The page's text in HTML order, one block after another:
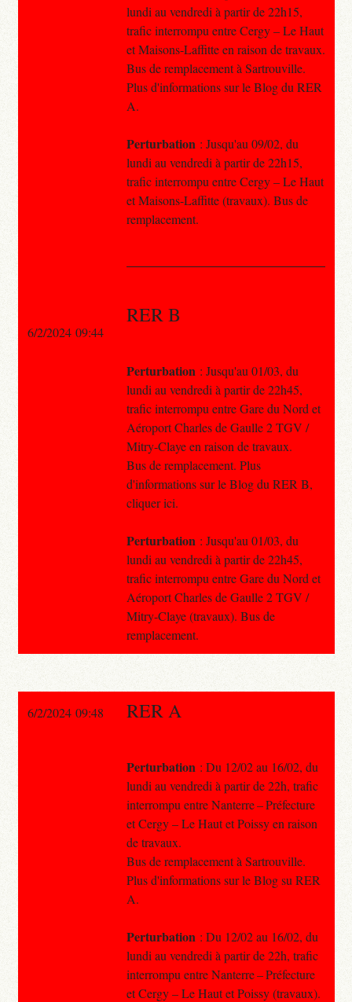
lundi au vendredi à partir de 22h15,
trafic interrompu entre Cergy – Le Haut
et Maisons-Laffitte en raison de travaux.
Bus de remplacement à Sartrouville.
Plus d'informations sur le Blog du RER
A.
Perturbation : Jusqu'au 09/02, du
lundi au vendredi à partir de 22h15,
trafic interrompu entre Cergy – Le Haut
et Maisons-Laffitte (travaux). Bus de
remplacement.
RER B
Perturbation : Jusqu'au 01/03, du
lundi au vendredi à partir de 22h45,
trafic interrompu entre Gare du Nord et
Aéroport Charles de Gaulle 2 TGV /
Mitry-Claye en raison de travaux.
Bus de remplacement. Plus
d'informations sur le Blog du RER B,
cliquer ici.
Perturbation : Jusqu'au 01/03, du
lundi au vendredi à partir de 22h45,
trafic interrompu entre Gare du Nord et
Aéroport Charles de Gaulle 2 TGV /
Mitry-Claye (travaux). Bus de
remplacement.
6/2/2024 09:44
6/2/2024 09:48 RER A
Perturbation : Du 12/02 au 16/02, du
lundi au vendredi à partir de 22h, trafic
interrompu entre Nanterre – Préfecture
et Cergy – Le Haut et Poissy en raison
de travaux.
Bus de remplacement à Sartrouville.
Plus d'informations sur le Blog su RER
A.
Perturbation : Du 12/02 au 16/02, du
lundi au vendredi à partir de 22h, trafic
interrompu entre Nanterre – Préfecture
et Cergy – Le Haut et Poissy (travaux).